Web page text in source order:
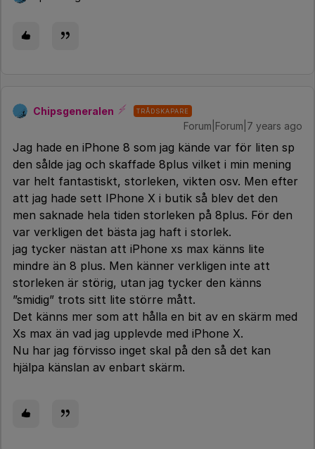
Chipsgeneralen TRÅDSKAPARE
Forum|Forum|7 years ago
Jag hade en iPhone 8 som jag kände var för liten sp
den sålde jag och skaffade 8plus vilket i min mening
var helt fantastiskt, storleken, vikten osv. Men efter
att jag hade sett IPhone X i butik så blev det den
men saknade hela tiden storleken på 8plus. För den
var verkligen det bästa jag haft i storlek.
jag tycker nästan att iPhone xs max känns lite
mindre än 8 plus. Men känner verkligen inte att
storleken är störig, utan jag tycker den känns
”smidig” trots sitt lite större mått.
Det känns mer som att hålla en bit av en skärm med
Xs max än vad jag upplevde med iPhone X.
Nu har jag förvisso inget skal på den så det kan
hjälpa känslan av enbart skärm.